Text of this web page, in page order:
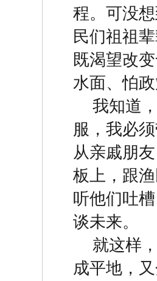
程。可没
民们祖祖
既渴望改
水面、怕
我知道
服，我必
从亲戚朋
板上，跟
听他们吐
谈未来。
就这样
成平地，